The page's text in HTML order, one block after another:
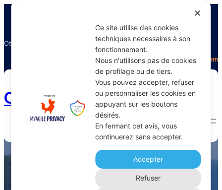
Otectours, le spécialiste du voyage
FacebookTwitterInstagram
Otectours.com
offres train
Home
✕
Ce site utilise des cookies
techniques nécessaires à son
fonctionnement.
Nous n'utilisons pas de cookies
de profilage ou de tiers.
Vous pouvez accepter, refuser
ou personnaliser les cookies en
appuyant sur les boutons
désirés.
En fermant cet avis, vous
continuerez sans accepter.
Accepter
Refuser